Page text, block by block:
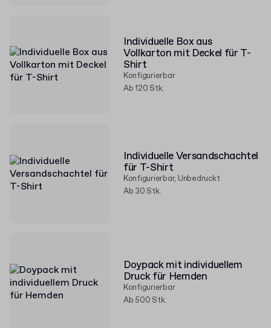
Individuelle Box aus
Vollkarton mit Deckel für T-
Shirt
Konfigurierbar
Ab 120 Stk.
Individuelle Versandschachtel
für T-Shirt
Konfigurierbar, Unbedruckt
Ab 30 Stk.
Doypack mit individuellem
Druck für Hemden
Konfigurierbar
Ab 500 Stk.